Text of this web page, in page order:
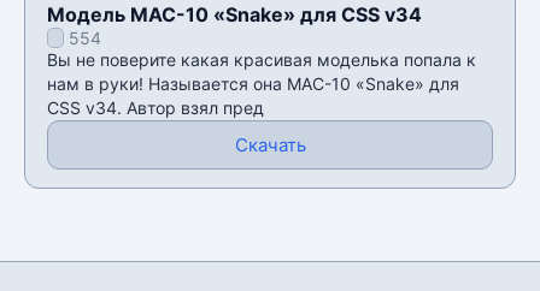
Модель MAC-10 «Snake» для CSS v34
554
Вы не поверите какая красивая моделька попала к
нам в руки! Называется она MAC-10 «Snake» для
CSS v34. Автор взял пред
Скачать